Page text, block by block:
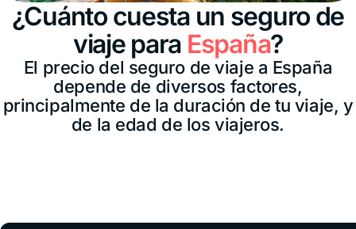
¿Cuánto cuesta un seguro de
viaje para España?
El precio del seguro de viaje a España
depende de diversos factores,
principalmente de la duración de tu viaje, y
de la edad de los viajeros.